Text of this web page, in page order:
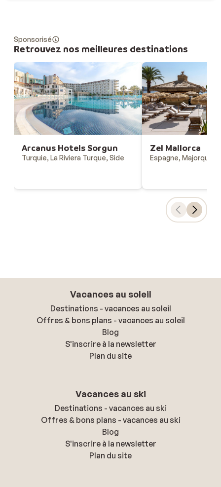
Sponsorisé
Retrouvez nos meilleures destinations
Arcanus Hotels Sorgun
Turquie, La Riviera Turque, Side
Zel Mallorca
Espagne, Majorque,
Vacances au soleil
Destinations - vacances au soleil
Offres & bons plans - vacances au soleil
Blog
S'inscrire à la newsletter
Plan du site
Vacances au ski
Destinations - vacances au ski
Offres & bons plans - vacances au ski
Blog
S'inscrire à la newsletter
Plan du site